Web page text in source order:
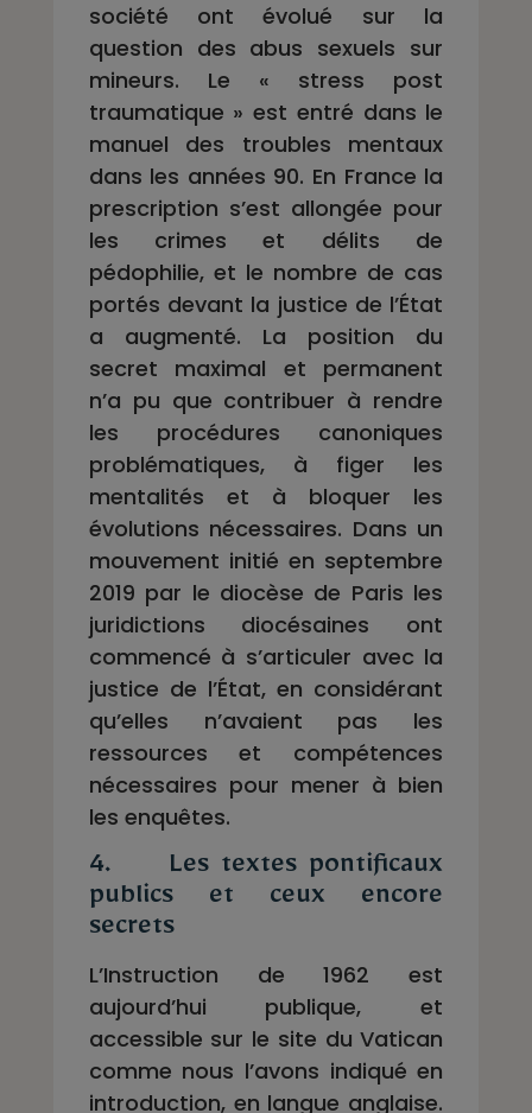
société ont évolué sur la
question des abus sexuels sur
mineurs. Le « stress post
traumatique » est entré dans le
manuel des troubles mentaux
dans les années 90. En France la
prescription s’est allongée pour
les crimes et délits de
pédophilie, et le nombre de cas
portés devant la justice de l’État
a augmenté. La position du
secret maximal et permanent
n’a pu que contribuer à rendre
les procédures canoniques
problématiques, à figer les
mentalités et à bloquer les
évolutions nécessaires. Dans un
mouvement initié en septembre
2019 par le diocèse de Paris les
juridictions diocésaines ont
commencé à s’articuler avec la
justice de l’État, en considérant
qu’elles n’avaient pas les
ressources et compétences
nécessaires pour mener à bien
les enquêtes.
4. Les textes pontificaux
publics et ceux encore
secrets
L’Instruction de 1962 est
aujourd’hui publique, et
accessible sur le site du Vatican
comme nous l’avons indiqué en
introduction, en langue anglaise.